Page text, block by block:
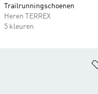
Trailrunningschoenen
Heren TERREX
5 kleuren